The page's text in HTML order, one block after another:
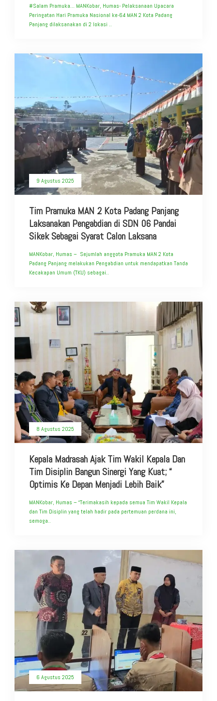
#Salam Pramuka… MANKobar, Humas- Pelaksanaan Upacara
Peringatan Hari Pramuka Nasional ke-64 MAN 2 Kota Padang
Panjang dilaksanakan di 2 lokasi ..
9 Agustus 2025
Tim Pramuka MAN 2 Kota Padang Panjang
Laksanakan Pengabdian di SDN 06 Pandai
Sikek Sebagai Syarat Calon Laksana
MANKobar, Humas – Sejumlah anggota Pramuka MAN 2 Kota
Padang Panjang melakukan Pengabdian untuk mendapatkan Tanda
Kecakapan Umum (TKU) sebagai..
8 Agustus 2025
Kepala Madrasah Ajak Tim Wakil Kepala Dan
Tim Disiplin Bangun Sinergi Yang Kuat; “
Optimis Ke Depan Menjadi Lebih Baik”
MANKobar, Humas – “Terimakasih kepada semua Tim Wakil Kepala
dan Tim Disiplin yang telah hadir pada pertemuan perdana ini,
semoga..
6 Agustus 2025